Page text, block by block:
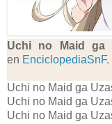
Uchi no Maid ga
en EnciclopediaSnF.
Uchi no Maid ga
Uchi no Maid ga
Uchi no Maid ga